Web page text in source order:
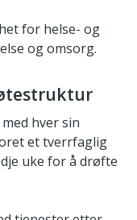
for helse- og
og omsorg.
hver sin
et tverrfaglig
uke for å drøfte